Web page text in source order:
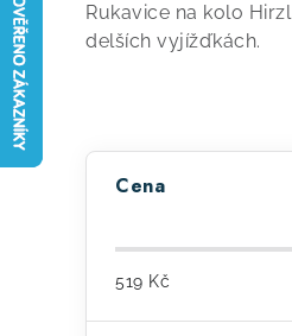
Rukavice na kolo
delších vyjížďkách.
P
t
Cena
519 Kč